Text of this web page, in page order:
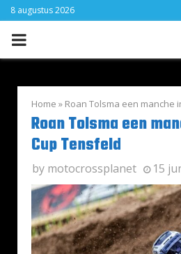
8 augustus 2026
PRIMARY
Home » Roan Tolsma een manche
Roan Tolsma een
Cup Tensfeld
by motocrossplanet 15